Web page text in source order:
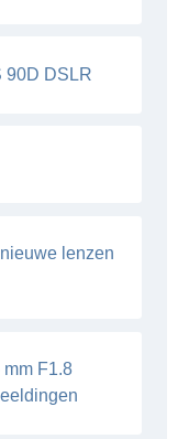
90D DSLR
lenzen
F1.8